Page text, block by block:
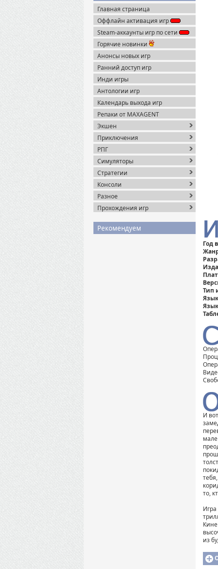
Главная страница
Оффлайн активация игр
Steam-аккаунты игр по сети
Горячие новинки
Анонсы новых игр
Ранний доступ игр
Инди игры
Антологии игр
Календарь выхода игр
Репаки от MAXAGENT
Экшен
Приключения
РПГ
Симуляторы
Стратегии
Консоли
Разное
Прохождения игр
Рекомендуем
Год
Тип
И
то,
Игра
из